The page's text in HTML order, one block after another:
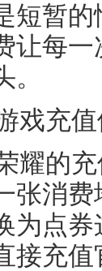
短暂
让每
戏充
耀的
张消
为点
接充